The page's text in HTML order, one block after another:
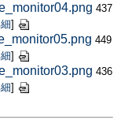
437
]
449
]
436
]